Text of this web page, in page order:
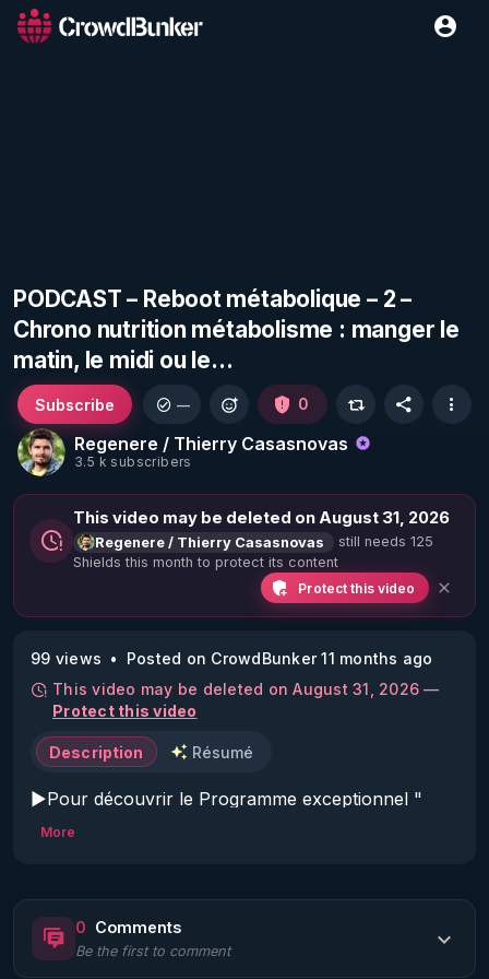
PODCAST – Reboot métabolique – 2 –
Chrono nutrition métabolisme : manger le
matin, le midi ou le…
Regenere / Thierry Casasnovas
3.5 k subscribers
Subscribe — 0
This video may be deleted on August 31, 2026
Regenere / Thierry Casasnovas
still needs 125
Shields this month to protect its content
Protect this video
99 views
Posted on CrowdBunker 11 months ago
This video may be deleted on August 31, 2026 —
Protect this video
Description Résumé
▶Pour découvrir le Programme exceptionnel "
Reboot Métabolique - 21 jours pour découvrir
https://rgnr.tv/@reboot-metabolique?
tm_source=youtube&tm_medium=video&tm_campai
gn=reboot-meta&tm_content=podcast-2
More
0 Comments
Be the first to comment